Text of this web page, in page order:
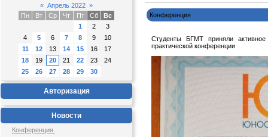
« Апрель 2022 »
Пн
Вт Ср Чт Пт Сб
Вс
1
2
3
4
5 6 7 8 9
10
11
12 13 14 15 16
17
18
19 20 21 22 23
24
25
26 27 28 29 30
Авторизация
Новости
Конференция
Конференция
Студенты БГМТ приняли активное
практической конференции